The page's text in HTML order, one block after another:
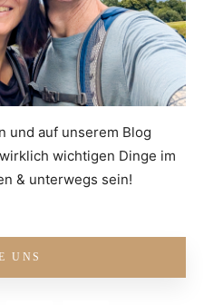
und auf unserem Blog
wichtigen Dinge im
& unterwegs sein!
UNS